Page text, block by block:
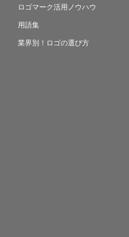
ロゴマーク活用ノウハウ
用語集
業界別！ロゴの選び方